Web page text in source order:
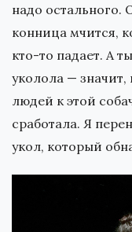
надо остального.
конница мчится,
кто-то падает. А
уколола — значит,
людей к этой
сработала. Я
укол, который